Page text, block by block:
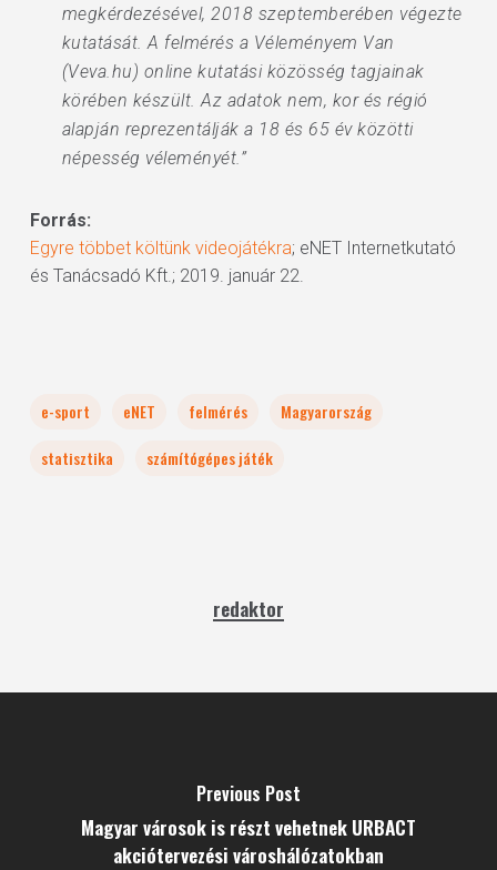
megkérdezésével, 2018 szeptemberében végezte
kutatását. A felmérés a Véleményem Van
(Veva.hu) online kutatási közösség tagjainak
körében készült. Az adatok nem, kor és régió
alapján reprezentálják a 18 és 65 év közötti
népesség véleményét.”
Forrás:
Egyre többet költünk videojátékra; eNET Internetkutató
és Tanácsadó Kft.; 2019. január 22.
e-sport eNET felmérés
Magyarország
statisztika
számítógépes játék
redaktor
Previous Post
Magyar városok is részt vehetnek URBACT
akciótervezési városhálózatokban